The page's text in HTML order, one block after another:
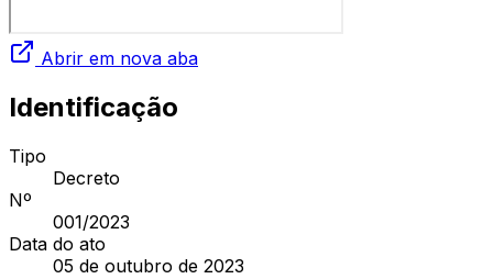
Abrir em nova aba
Identificação
Tipo
Decreto
Nº
001/2023
Data do ato
05 de outubro de 2023